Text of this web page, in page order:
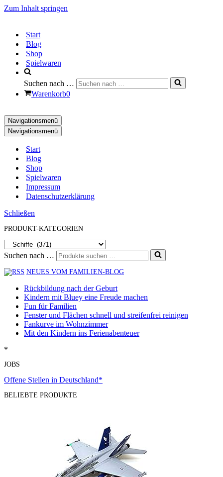
Zum Inhalt springen
Start
Blog
Shop
Spielwaren
Suchen nach …
Warenkorb0
Navigationsmenü
Navigationsmenü
Start
Blog
Shop
Spielwaren
Impressum
Datenschutzerklärung
Schließen
PRODUKT-KATEGORIEN
Suchen nach …
NEUES VOM FAMILIEN-BLOG
Rückbildung nach der Geburt
Kindern mit Bluey eine Freude machen
Fun für Familien
Fenster und Flächen schnell und streifenfrei reinigen
Fankurve im Wohnzimmer
Mit den Kindern ins Ferienabenteuer
*
JOBS
Offene Stellen in Deutschland*
BELIEBTE PRODUKTE